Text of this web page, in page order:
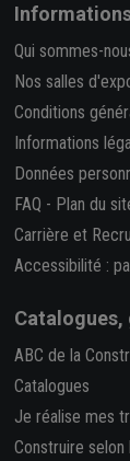
Qui sommes-
Nos salles
Conditions
Informations
Données
FAQ - Plan du
Carrière et
Accessibilité :
ABC de la
Catalogues
Je réalise mes
Construire selon